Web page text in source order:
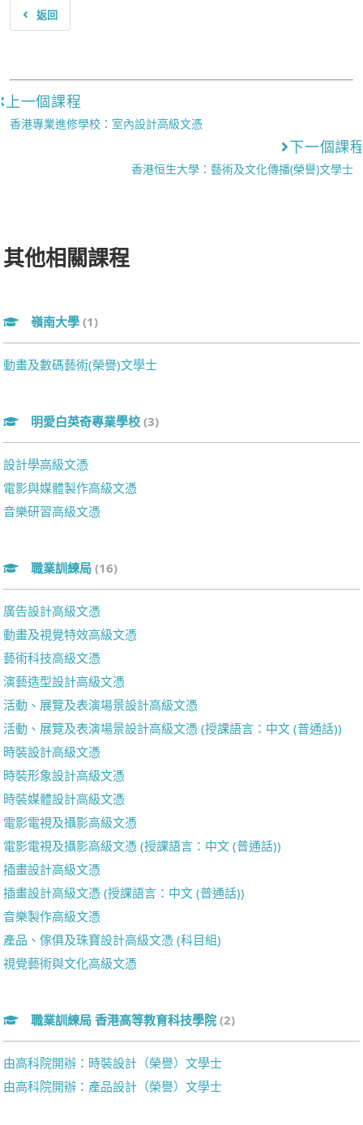
返回
上一個課程
香港專業進修學校：室內設計高級文憑
下一個課
香港恒生大學：藝術及文化傳播(榮譽)文學士
其他相關課程
嶺南大學 (1)
動畫及數碼藝術(榮譽)文學士
明愛白英奇專業學校 (3)
設計學高級文憑
電影與媒體製作高級文憑
音樂研習高級文憑
職業訓練局 (16)
廣告設計高級文憑
動畫及視覺特效高級文憑
藝術科技高級文憑
演藝造型設計高級文憑
活動、展覽及表演場景設計高級文憑
活動、展覽及表演場景設計高級文憑 (授課語言：中文 (普通話))
時裝設計高級文憑
時裝形象設計高級文憑
時裝媒體設計高級文憑
電影電視及攝影高級文憑
電影電視及攝影高級文憑 (授課語言：中文 (普通話))
插畫設計高級文憑
插畫設計高級文憑 (授課語言：中文 (普通話))
音樂製作高級文憑
產品、傢俱及珠寶設計高級文憑 (科目組)
視覺藝術與文化高級文憑
職業訓練局 香港高等教育科技學院 (2)
由高科院開辦：時裝設計（榮譽）文學士
由高科院開辦：產品設計（榮譽）文學士